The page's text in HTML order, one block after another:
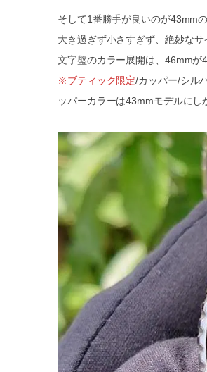
そして1番勝手が良いのが43mmの
大き過ぎず小さすぎず、絶妙な
文字盤のカラー展開は、46mm
※ブティック限定/カッパー/シル
ッパーカラーは43mmモデルにし